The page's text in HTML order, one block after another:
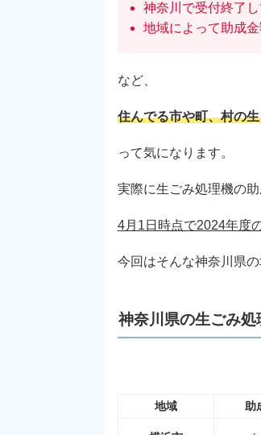
神奈川で受付終了
地域によって助成
など、
住んでる市や町、村の
って気になります。
実際に生ごみ処理機の
4月1日時点で2024年度
今回はそんな神奈川県
神奈川県の生ごみ処
地域 助